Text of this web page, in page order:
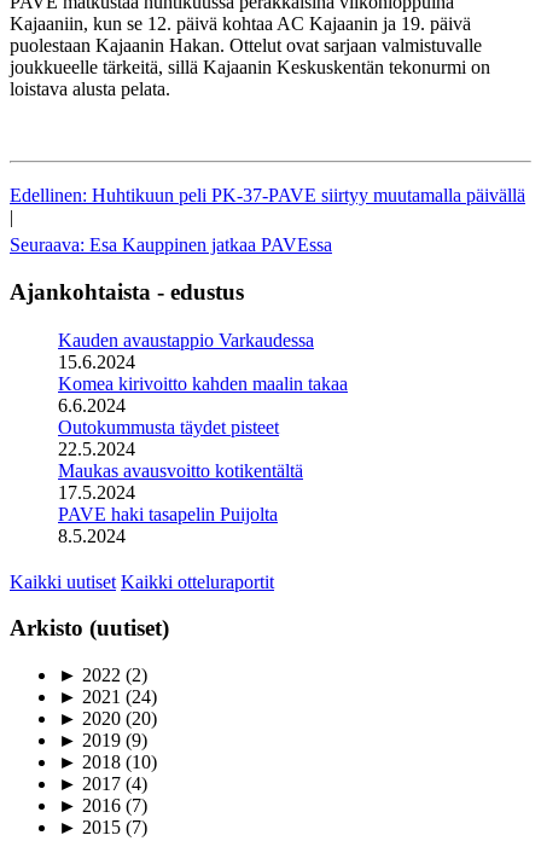
Kajaaniin, kun se 12. päivä kohtaa AC Kajaanin ja 19. päivä
puolestaan Kajaanin Hakan. Ottelut ovat sarjaan valmistuvalle
joukkueelle tärkeitä, sillä Kajaanin Keskuskentän tekonurmi on
loistava alusta pelata.
Edellinen: Huhtikuun peli PK-37-PAVE siirtyy muutamalla päivällä
|
Seuraava: Esa Kauppinen jatkaa PAVEssa
Ajankohtaista - edustus
Kauden avaustappio Varkaudessa
15.6.2024
Komea kirivoitto kahden maalin takaa
6.6.2024
Outokummusta täydet pisteet
22.5.2024
Maukas avausvoitto kotikentältä
17.5.2024
PAVE haki tasapelin Puijolta
8.5.2024
Kaikki uutiset Kaikki otteluraportit
Arkisto (uutiset)
► 2022 (2)
► 2021 (24)
► 2020 (20)
► 2019 (9)
► 2018 (10)
► 2017 (4)
► 2016 (7)
► 2015 (7)